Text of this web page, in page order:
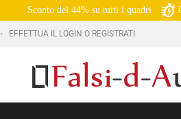
Sconto del 44% su tutti i quadri
EFFETTUA IL LOGIN O REGISTRATI